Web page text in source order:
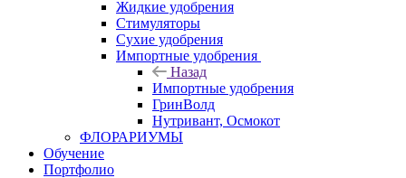
Жидкие удобрения
Стимуляторы
Сухие удобрения
Импортные удобрения
Назад
Импортные удобрения
ГринВолд
Нутривант, Осмокот
ФЛОРАРИУМЫ
Обучение
Портфолио